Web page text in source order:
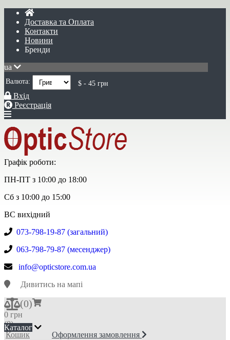
Доставка та Оплата
Контакти
Новини
Бренди
ua
Валюта: $ - 45 грн
Вхід
Реєстрація
Графік роботи:
ПН-ПТ з 10:00 до 18:00
Сб з 10:00 до 15:00
ВС вихідний
073-798-19-87 (загальний)
063-798-79-87 (месенджер)
info@opticstore.com.ua
Дивитись на мапі
(0)
0 грн
(0)
Кошик
Оформлення замовлення
Каталог